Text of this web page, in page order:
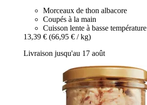
Morceaux de thon albacore
Coupés à la main
Cuisson lente à basse température
13,39 € (66,95 € / kg)
Livraison jusqu'au 17 août